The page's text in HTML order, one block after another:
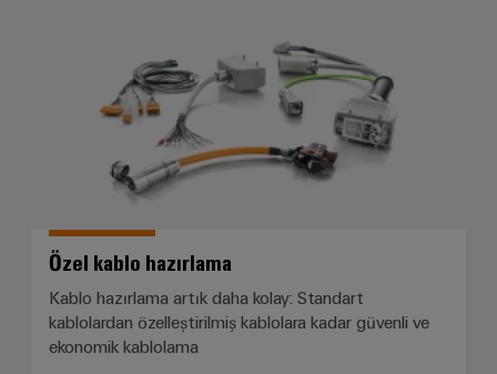
Özel kablo hazırlama
Kablo hazırlama artık daha kolay: Standart
kablolardan özelleştirilmiş kablolara kadar güvenli ve
ekonomik kablolama